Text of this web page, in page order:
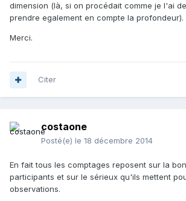
dimension (là, si on procédait comme je l'ai
prendre egalement en compte la profondeur).
Merci.
Citer
costaone
Posté(e) le 18 décembre 2014
En fait tous les comptages reposent sur la
participants et sur le sérieux qu'ils mettent
observations.